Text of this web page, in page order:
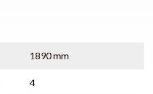
1890 mm
4